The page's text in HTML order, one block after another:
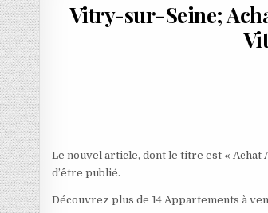
Vitry-sur-Seine;
Le nouvel article, dont le titre est « Achat
d’être publié.
Découvrez plus de 14 Appartements à